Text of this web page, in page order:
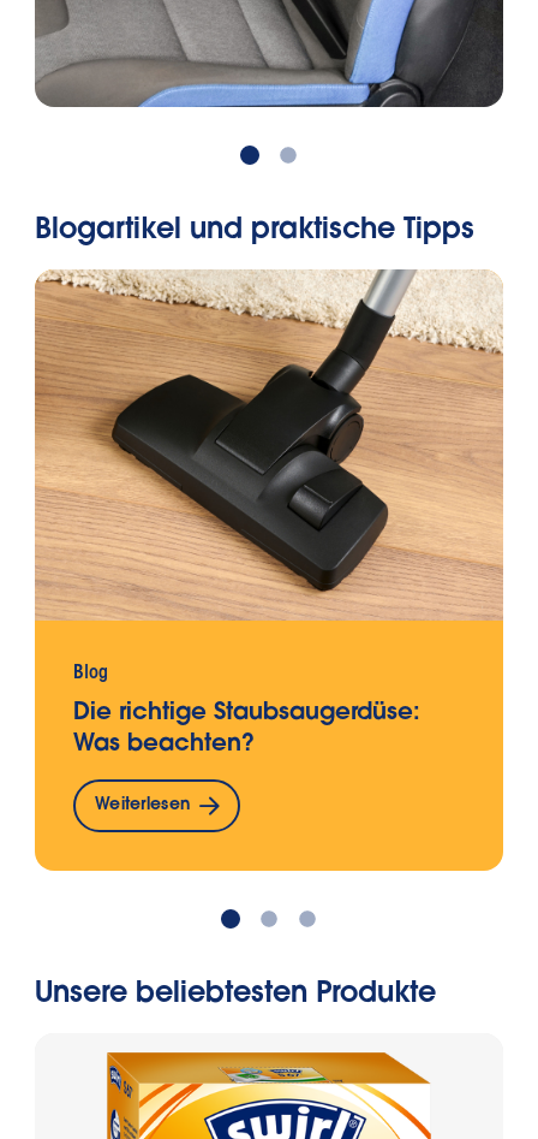
Blogartikel und praktische Tipps
Blog
Die richtige Staubsaugerdüse:
Was beachten?
Weiterlesen
Unsere beliebtesten Produkte